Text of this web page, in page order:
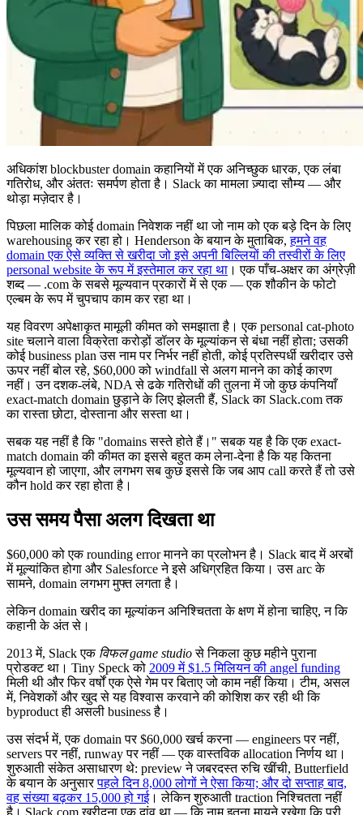
अधिकांश blockbuster domain कहानियों में एक अनिच्छुक धारक, एक लंबा
गतिरोध, और अंततः समर्पण होता है। Slack का मामला ज़्यादा सौम्य — और
थोड़ा मज़ेदार है।
पिछला मालिक कोई domain निवेशक नहीं था जो नाम को एक बड़े दिन के लिए
warehousing कर रहा हो। Henderson के बयान के मुताबिक,हमने वह
domain एक ऐसे व्यक्ति से खरीदा जो इसे अपनी बिल्लियों की तस्वीरों के लिए
personal website के रूप में इस्तेमाल कर रहा था । एक पाँच-अक्षर का अंग्रेज़ी
शब्द — .com के सबसे मूल्यवान प्रकारों में से एक — एक शौकीन के फोटो
एल्बम के रूप में चुपचाप काम कर रहा था।
यह विवरण अपेक्षाकृत मामूली कीमत को समझाता है। एक personal cat-photo
site चलाने वाला विक्रेता करोड़ों डॉलर के मूल्यांकन से बंधा नहीं होता; उसकी
कोई business plan उस नाम पर निर्भर नहीं होती, कोई प्रतिस्पर्धी खरीदार उसे
ऊपर नहीं बोल रहे, $60,000 को windfall से अलग मानने का कोई कारण
नहीं। उन दशक-लंबे, NDA से ढके गतिरोधों की तुलना में जो कुछ कंपनियाँ
exact-match domain छुड़ाने के लिए झेलती हैं, Slack का Slack.com तक
का रास्ता छोटा, दोस्ताना और सस्ता था।
सबक यह नहीं है कि "domains सस्ते होते हैं।" सबक यह है कि एक exact-
match domain की कीमत का इससे बहुत कम लेना-देना है कि यह कितना
मूल्यवान हो जाएगा, और लगभग सब कुछ इससे कि जब आप call करते हैं तो उसे
कौन hold कर रहा होता है।
उस समय पैसा अलग दिखता था
$60,000 को एक rounding error मानने का प्रलोभन है। Slack बाद में अरबों
में मूल्यांकित होगा और Salesforce ने इसे अधिग्रहित किया। उस arc के
सामने, domain लगभग मुफ्त लगता है।
लेकिन domain खरीद का मूल्यांकन अनिश्चितता के क्षण में होना चाहिए, न कि
कहानी के अंत से।
2013 में, Slack एक विफल game studioसे निकला कुछ महीने पुराना
प्रोडक्ट था। Tiny Speck को 2009 में $1.5 मिलियन की angel funding
मिली थी और फिर वर्षों एक ऐसे गेम पर बिताए जो काम नहीं किया। टीम, असल
में, निवेशकों और खुद से यह विश्वास करवाने की कोशिश कर रही थी कि
byproduct ही असली business है।
उस संदर्भ में, एक domain पर $60,000 खर्च करना — engineers पर नहीं,
servers पर नहीं, runway पर नहीं — एक वास्तविक allocation निर्णय था।
शुरुआती संकेत असाधारण थे: preview ने जबरदस्त रुचि खींची, Butterfield
के बयान के अनुसारपहले दिन 8,000 लोगों ने ऐसा किया; और दो सप्ताह बाद,
वह संख्या बढ़कर 15,000 हो गई। लेकिन शुरुआती traction निश्चितता नहीं
है। Slack.com खरीदना एक दांव था — कि नाम इतना मायने रखेगा कि पूरी